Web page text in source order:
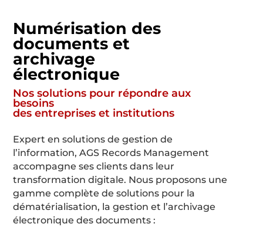
Numérisation des
documents et
archivage
électronique
Nos solutions pour répondre aux
besoins
des entreprises et institutions
Expert en solutions de gestion de
l’information, AGS Records Management
accompagne ses clients dans leur
transformation digitale. Nous proposons une
gamme complète de solutions pour la
dématérialisation, la gestion et l’archivage
électronique des documents :